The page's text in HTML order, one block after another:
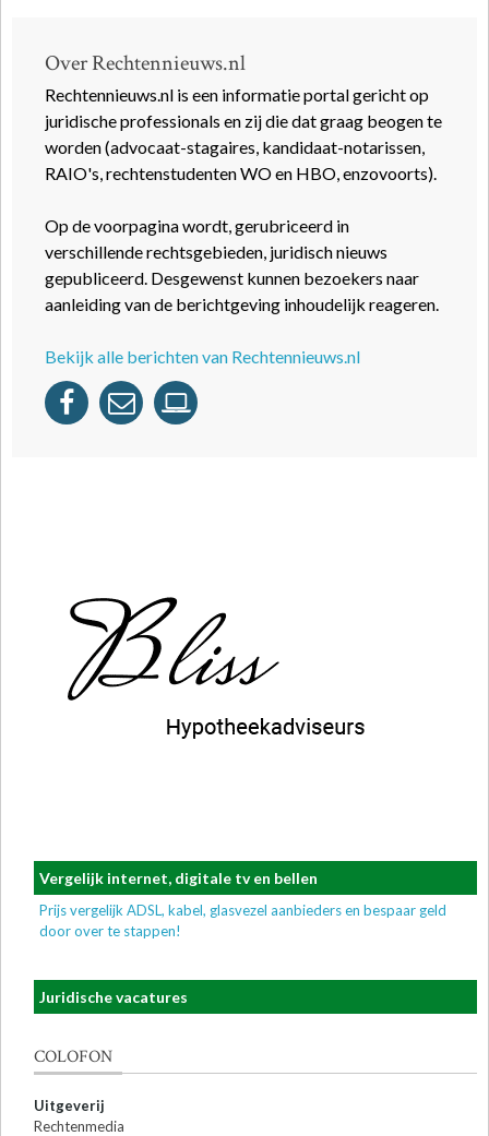
Over Rechtennieuws.nl
Rechtennieuws.nl is een informatie portal gericht op
juridische professionals en zij die dat graag beogen te
worden (advocaat-stagaires, kandidaat-notarissen,
RAIO's, rechtenstudenten WO en HBO, enzovoorts).
Op de voorpagina wordt, gerubriceerd in
verschillende rechtsgebieden, juridisch nieuws
gepubliceerd. Desgewenst kunnen bezoekers naar
aanleiding van de berichtgeving inhoudelijk reageren.
Bekijk alle berichten van Rechtennieuws.nl
Vergelijk internet, digitale tv en bellen
Prijs vergelijk ADSL, kabel, glasvezel aanbieders en bespaar geld
door over te stappen!
Juridische vacatures
COLOFON
Uitgeverij
Rechtenmedia